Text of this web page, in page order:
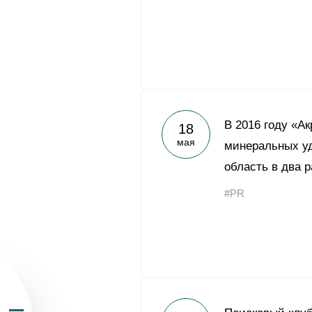
О Группе «Акрон»
География
18
мая
В 2016 году
минеральных
область в два
#PR